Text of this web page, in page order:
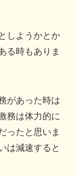
しようかとか
る時もありま
があった時は
務は体力的に
ったと思いま
は減速すると